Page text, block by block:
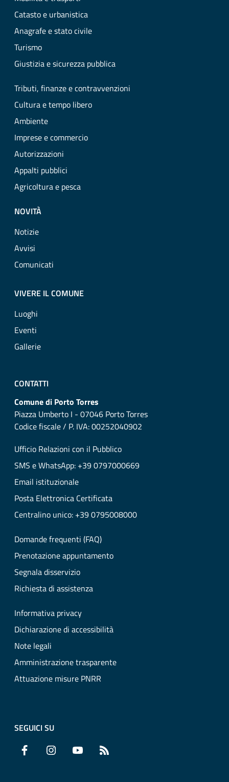
Catasto e urbanistica
Anagrafe e stato civile
Turismo
Giustizia e sicurezza pubblica
Tributi, finanze e contravvenzioni
Cultura e tempo libero
Ambiente
Imprese e commercio
Autorizzazioni
Appalti pubblici
Agricoltura e pesca
NOVITÀ
Notizie
Avvisi
Comunicati
VIVERE IL COMUNE
Luoghi
Eventi
Gallerie
CONTATTI
Comune di Porto Torres
Piazza Umberto I - 07046 Porto Torres
Codice fiscale / P. IVA: 00252040902
Ufficio Relazioni con il Pubblico
SMS e WhatsApp: +39 0797000669
Email istituzionale
Posta Elettronica Certificata
Centralino unico: +39 0795008000
Domande frequenti (FAQ)
Prenotazione appuntamento
Segnala disservizio
Richiesta di assistenza
Informativa privacy
Dichiarazione di accessibilità
Note legali
Amministrazione trasparente
Attuazione misure PNRR
SEGUICI SU
Facebook Instagram YouTube